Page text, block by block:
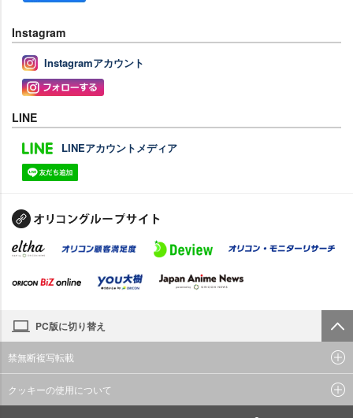
Instagram
Instagramアカウント
LINE
LINEアカウントメディア
PC版に切り替え
禁無断複写転載
クッキーの使用について